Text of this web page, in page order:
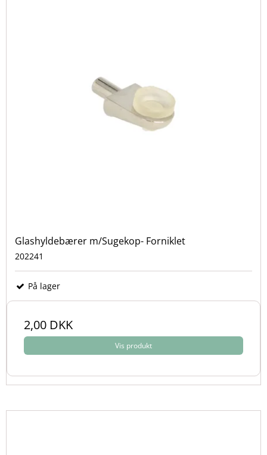
Glashyldebærer m/Sugekop- Forniklet
202241
På lager
2,00 DKK
Vis produkt